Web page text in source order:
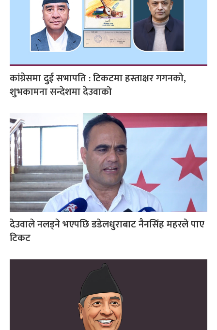
कांग्रेसमा दुई सभापति : टिकटमा हस्ताक्षर गगनको,
शुभकामना सन्देशमा देउवाको
देउवाले नलड्ने भएपछि डडेलधुराबाट नैनसिंह महरले पाए
टिकट